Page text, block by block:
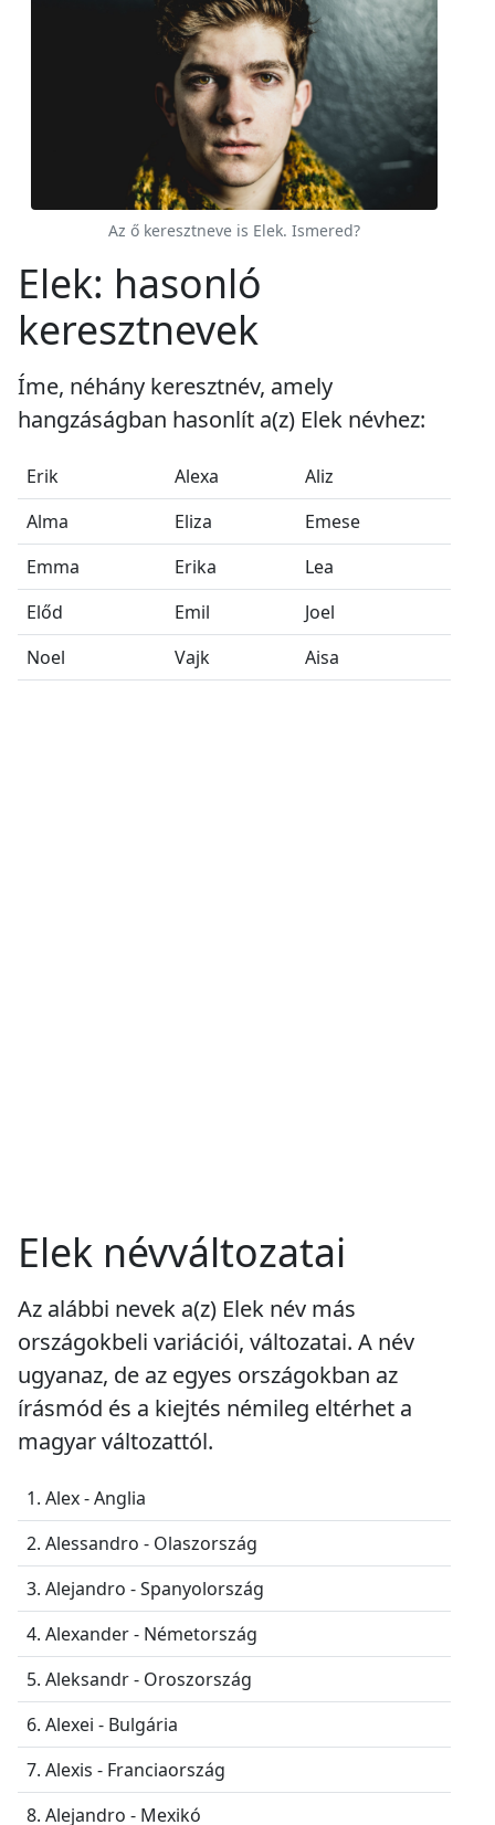
Az ő keresztneve is Elek. Ismered?
Elek: hasonló
keresztnevek
Íme, néhány keresztnév, amely
hangzáságban hasonlít a(z) Elek névhez:
Erik Alexa
Aliz
Alma
Eliza
Emese
Emma
Erika
Lea
Előd
Emil
Joel
Noel
Vajk Aisa
Elek névváltozatai
Az alábbi nevek a(z) Elek név más
országokbeli variációi, változatai. A név
ugyanaz, de az egyes országokban az
írásmód és a kiejtés némileg eltérhet a
magyar változattól.
1. Alex - Anglia
2. Alessandro - Olaszország
3. Alejandro - Spanyolország
4. Alexander - Németország
5. Aleksandr - Oroszország
6. Alexei - Bulgária
7. Alexis - Franciaország
8. Alejandro - Mexikó